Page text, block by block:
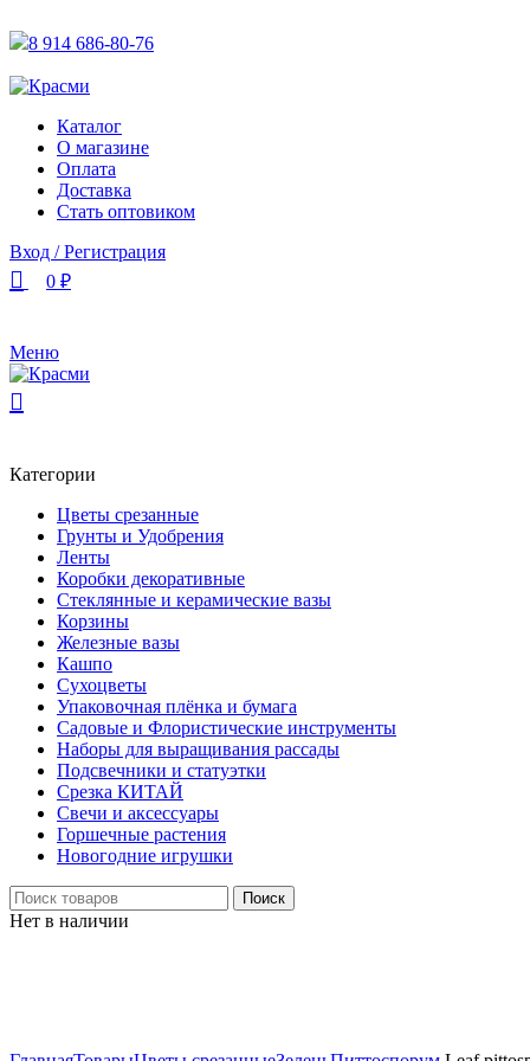
8 914 686-80-76
Каталог
О магазине
Оплата
Доставка
Стать оптовиком
Вход / Регистрация
0 ₽
Меню
Категории
Цветы срезанные
Грунты и Удобрения
Ленты
Коробки декоративные
Стеклянные и керамические вазы
Корзины
Железные вазы
Кашпо
Сухоцветы
Упаковочная плёнка и бумага
Садовые и Флористические инструменты
Наборы для выращивания рассады
Подсвечники и статуэтки
Срезка КИТАЙ
Свечи и аксессуары
Горшечные растения
Новогодние игрушки
Поиск
Нет в наличии